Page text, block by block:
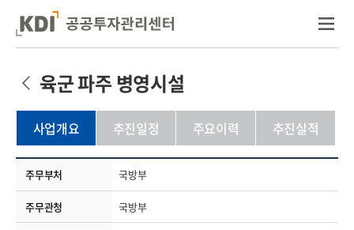
육군 파주 병영시설
사업개요
주무부처 국방부
주무관청 국방부
추진일정 주요이력 추진실적